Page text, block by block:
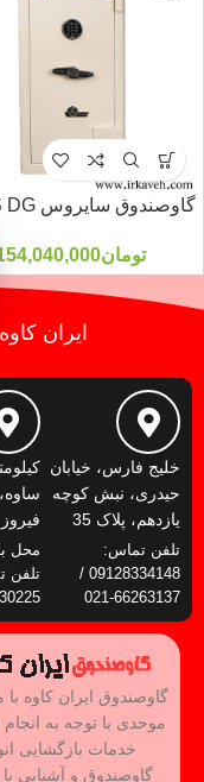
گاوصندوق سایروس 1025S DG
تومان
ایران
خلیج فارس، خیابان
حیدری، نبش کوچه
یازدهم، پلاک 35
تلفن تماس:
09128334148 /
66263137-021
محل
گاوصندوق ایران کاوه با
موحدی با توجه به انجام
خدمات بازگشایی
گاوصندوق و آشنایی